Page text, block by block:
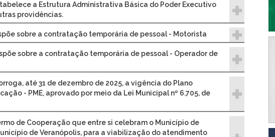
a Estrutura Administrativa Básica do Poder Executivo
providências.
sobre a contratação temporária de pessoal - Motorista
sobre a contratação temporária de pessoal - Operador de
até 31 de dezembro de 2025, a vigência do Plano
- PME, aprovado por meio da Lei Municipal nº 6.705, de
de Cooperação que entre si celebram o Município de
de Veranópolis, para a viabilização do atendimento